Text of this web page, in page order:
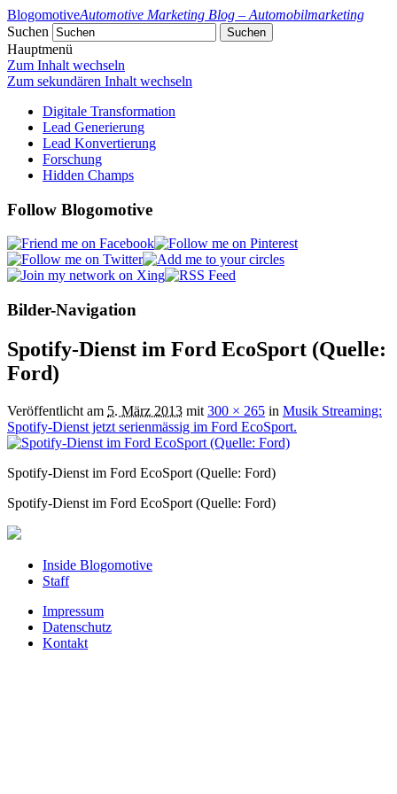
BlogomotiveAutomotive Marketing Blog – Automobilmarketing
Suchen
Hauptmenü
Zum Inhalt wechseln
Zum sekundären Inhalt wechseln
Digitale Transformation
Lead Generierung
Lead Konvertierung
Forschung
Hidden Champs
Follow Blogomotive
Bilder-Navigation
Spotify-Dienst im Ford EcoSport (Quelle:
Ford)
Veröffentlicht am 5. März 2013 mit 300 × 265 in Musik Streaming:
Spotify-Dienst jetzt serienmässig im Ford EcoSport.
Spotify-Dienst im Ford EcoSport (Quelle: Ford)
Spotify-Dienst im Ford EcoSport (Quelle: Ford)
Inside Blogomotive
Staff
Impressum
Datenschutz
Kontakt